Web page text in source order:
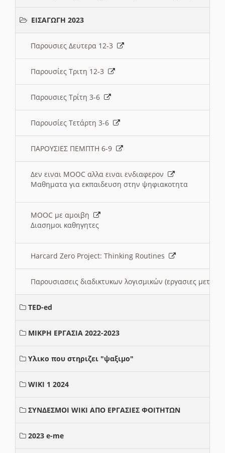
ΕΙΣΑΓΩΓΗ 2023
Παρουσιες Δευτερα 12-3
Παρουσίες Τριτη 12-3
Παρουσιες Τρίτη 3-6
Παρουσίες Τετάρτη 3-6
ΠΑΡΟΥΣΙΕΣ ΠΕΜΠΤΗ 6-9
Δεν ειναι MOOC αλλα ειναι ενδιαφερον
Μαθηματα για εκπαιδευση στην ψηφιακοτητα
MOOC με αμοιβη
Διασημοι καθηγητες
Harcard Zero Project: Thinking Routines
Παρουσιασεις διαδικτυκων λογισμικών (εργασιες
TED-ed
ΜΙΚΡΗ ΕΡΓΑΣΙΑ 2022-2023
Υλικο που στηριζει "ψαξιμο"
WIKI 1 2024
ΣΥΝΔΕΣΜΟΙ WIKI ΑΠΟ ΕΡΓΑΣΙΕΣ ΦΟΙΤΗΤΩΝ
2023 e-me